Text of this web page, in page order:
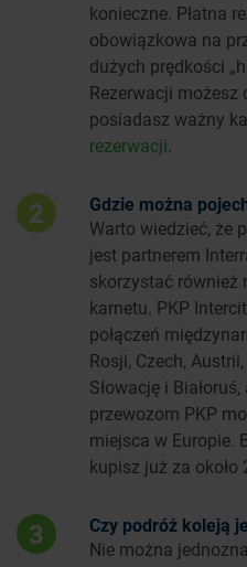
konieczne. Płatna
obowiązkowa na
dużych prędkości
Rezerwacji
posiadasz ważny
rezerwacji.
2
Gdzie można
Warto wiedzieć, że
jest partnerem
skorzystać również
karnetu. PKP
połączeń
Rosji, Czech,
Słowację i
przewozom PKP
miejsca w Europie.
kupisz już za około
3
Czy podróż koleją
Nie można